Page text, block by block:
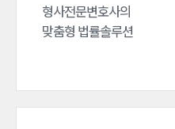
형사전문변호사의
맞춤형 법률솔루션